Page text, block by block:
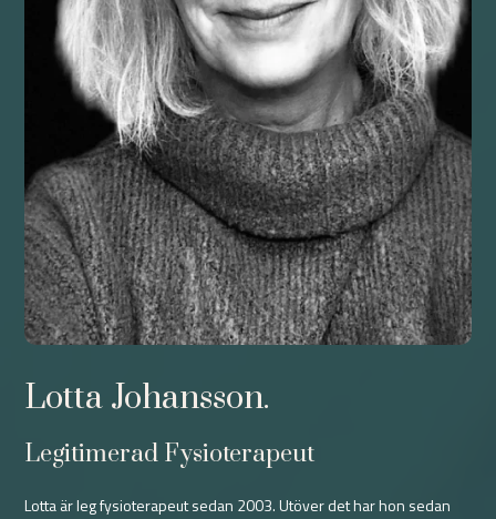
Lotta Johansson.
Legitimerad Fysioterapeut
Lotta är leg fysioterapeut sedan 2003. Utöver det har hon sedan